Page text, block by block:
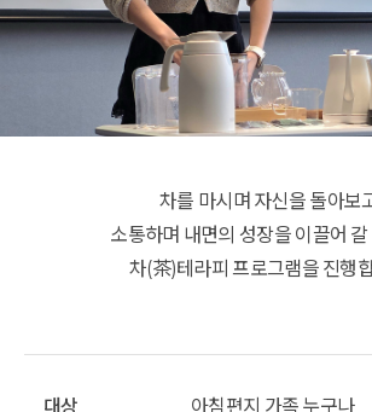
차를 마시며 자신을 돌아보
소통하며 내면의 성장을 이끌어 갈
차(茶)테라피 프로그램을 진행
대상 아침편지 가족 누구나